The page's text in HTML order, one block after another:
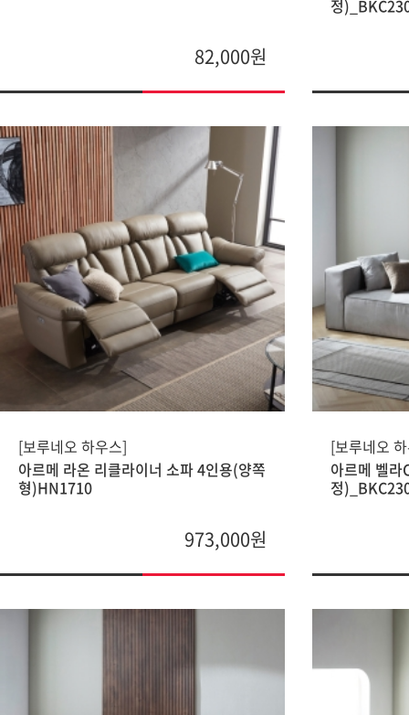
82,000원
정
[보루네오 하우스]
아르메 라온 리클라이너 소파 4인용(양쪽
형)HN1710
973,000원
[보루네오
아르메 벨라
정